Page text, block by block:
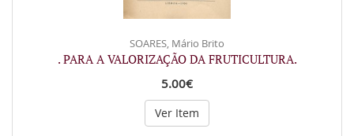
SOARES, Mário Brito
. PARA A VALORIZAÇÃO DA FRUTICULTURA.
5.00€
Ver Item